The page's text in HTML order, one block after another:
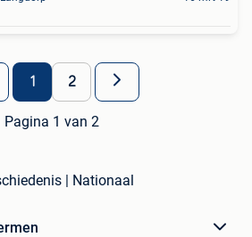
1 2
Pagina 1 van 2
| Nationaal